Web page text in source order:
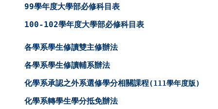
99學年度大學部必修科目表
100-102學年度大學部必修科目表
各學系學生修讀雙主修辦法
各學系學生修讀輔系辦法
化學系承認之外系選修學分相關課程(111學年度版)
化學系轉學生學分抵免辦法